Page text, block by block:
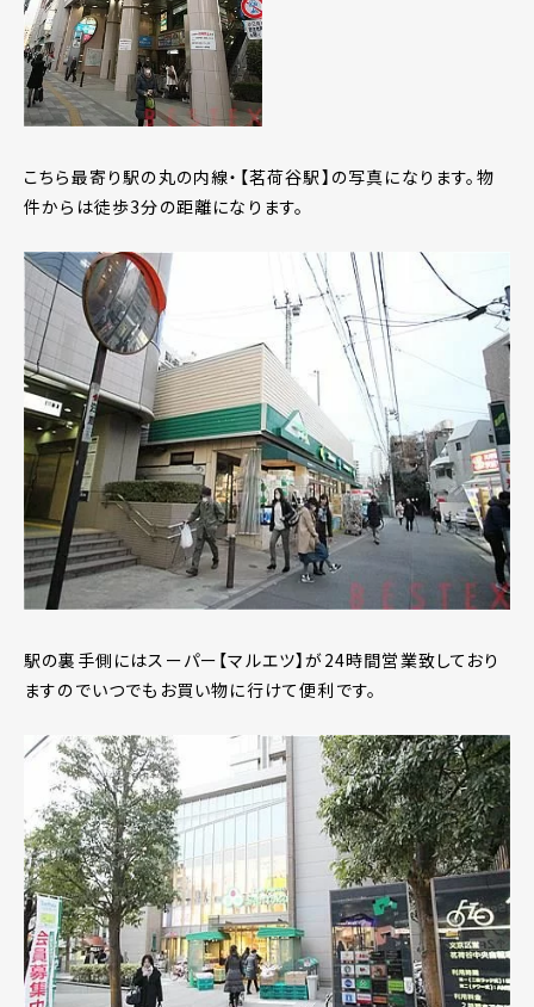
こちら最寄り駅の丸の内線・【茗荷谷駅】の写真になります。物
件からは徒歩3分の距離になります。
駅の裏手側にはスーパー【マルエツ】が24時間営業致しており
ますのでいつでもお買い物に行けて便利です。